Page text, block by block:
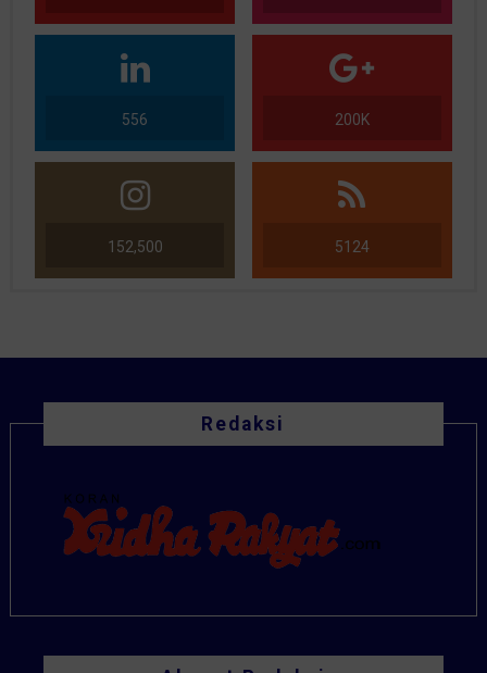
556 200K
152,500 5124
Redaksi